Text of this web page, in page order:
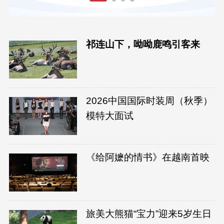
祁连山下，呦呦鹿鸣引客来
2026中国国际时装周（秋季）
模特大面试
《给阿嬷的情书》在越南首映
旅美大熊猫“宝力”迎来5岁生日